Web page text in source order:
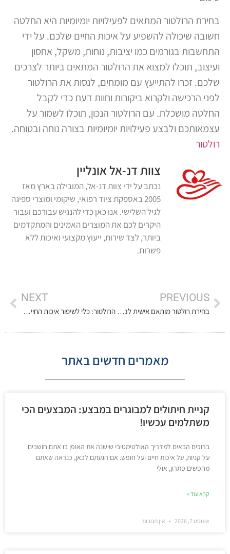
בחירת הרולטור המתאים לפעילויות יומיומיות היא החלטה
חשובה שיכולה להשפיע על איכות החיים שלכם. על ידי
התחשבות בגורמים כמו יציבות, נוחות, משקל, אחסון
ועיצוב, תוכלו למצוא את הרולטור המתאים ביותר לצרכים
שלכם. זכרו להתייעץ עם מומחים, לנסות את הרולטור
לפני הרכישה ולקרוא ביקורות וחוות דעת כדי לקבל
החלטה מושכלת. עם הרולטור הנכון, תוכלו לשמור על
עצמאותכם ולבצע פעילויות יומיומיות בצורה נוחה ובטוחה.
רולטור
צוות דנ-אל אונליין
נכתב על ידי צוות דנ-אל, המובילה בארץ מאז
2005 באספקת ציוד רפואי, שיקומי ומוצרי ספיגה
לגיל השלישי. אנו כאן כדי להנגיש עבורכם ועבור
היקרים לכם את המוצרים האמינים והמתקדמים
ביותר, לצד שירות, ייעוץ מקצועי ואיכות ללא
פשרות.
PREVIOUS
בחירת רולטור מותאם אישית לנכים עם צרכים מיוחדים: מדריך מקיף
NEXT
הרולטור: כלי לשיפור איכות החיים והעצמאות היומיומית
מאמרים חדשים באתר
קניית חיתולים למבוגרים במבצע: המבצעים הכי
משתלמים עכשיו!
ברוכים הבאים למדריך האולטימטיבי שישנה את האופן בו אתם חושבים
על קניות, על איכות חיים ועל חופש. אם הגעתם לכאן, כנראה שאתם
מחפשים פתרון, אולי
קרא עוד »
אוגוסט 7, 2026 אין תגובות